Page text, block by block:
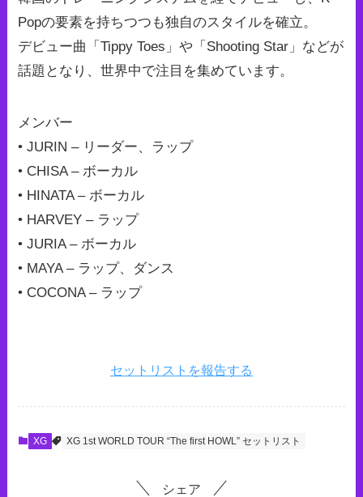
Popの要素を持ちつつも独自のスタイルを確立。
デビュー曲「Tippy Toes」や「Shooting Star」などが
話題となり、世界中で注目を集めています。
メンバー
• JURIN – リーダー、ラップ
• CHISA – ボーカル
• HINATA – ボーカル
• HARVEY – ラップ
• JURIA – ボーカル
• MAYA – ラップ、ダンス
• COCONA – ラップ
セットリストを報告する
XG XG 1st WORLD TOUR “The first HOWL” セットリスト
シェア